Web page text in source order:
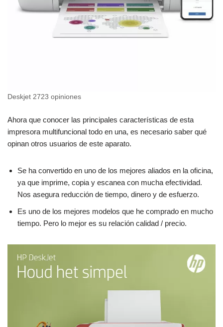
Deskjet 2723 opiniones
Ahora que conocer las principales características de esta
impresora multifuncional todo en una, es necesario saber qué
opinan otros usuarios de este aparato.
Se ha convertido en uno de los mejores aliados en la oficina,
ya que imprime, copia y escanea con mucha efectividad.
Nos asegura reducción de tiempo, dinero y de esfuerzo.
Es uno de los mejores modelos que he comprado en mucho
tiempo. Pero lo mejor es su relación calidad / precio.